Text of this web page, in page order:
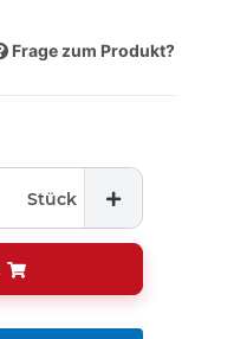
Frage zum Produkt?
Stück